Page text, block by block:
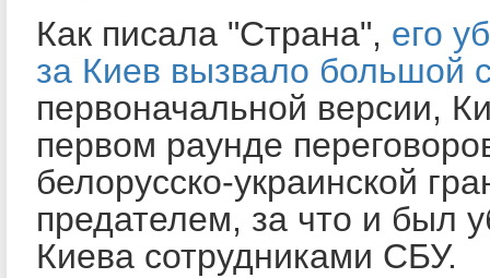
Как писала "Страна", его
за Киев вызвало большой
первоначальной версии,
первом раунде
белорусско-украинской
предателем, за что и был
Киева сотрудниками СБУ.